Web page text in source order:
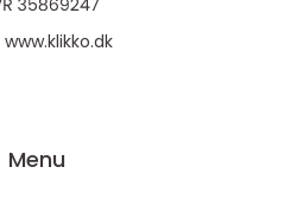
www.klikko.dk
Menu